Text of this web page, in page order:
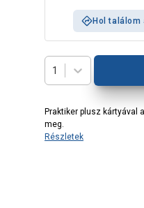
Hol találom
1
Praktiker plusz kártyával
meg.
Részletek